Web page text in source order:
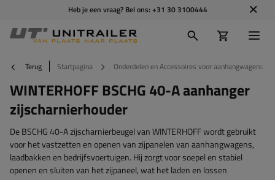
Heb je een vraag? Bel ons: +31 30 3100444
Terug Startpagina Onderdelen en Accessoires voor aanhangwagens
WINTERHOFF BSCHG 40-A aanhanger
zijscharnierhouder
De BSCHG 40-A zijscharnierbeugel van WINTERHOFF wordt gebruikt
voor het vastzetten en openen van zijpanelen van aanhangwagens,
laadbakken en bedrijfsvoertuigen. Hij zorgt voor soepel en stabiel
openen en sluiten van het zijpaneel, wat het laden en lossen